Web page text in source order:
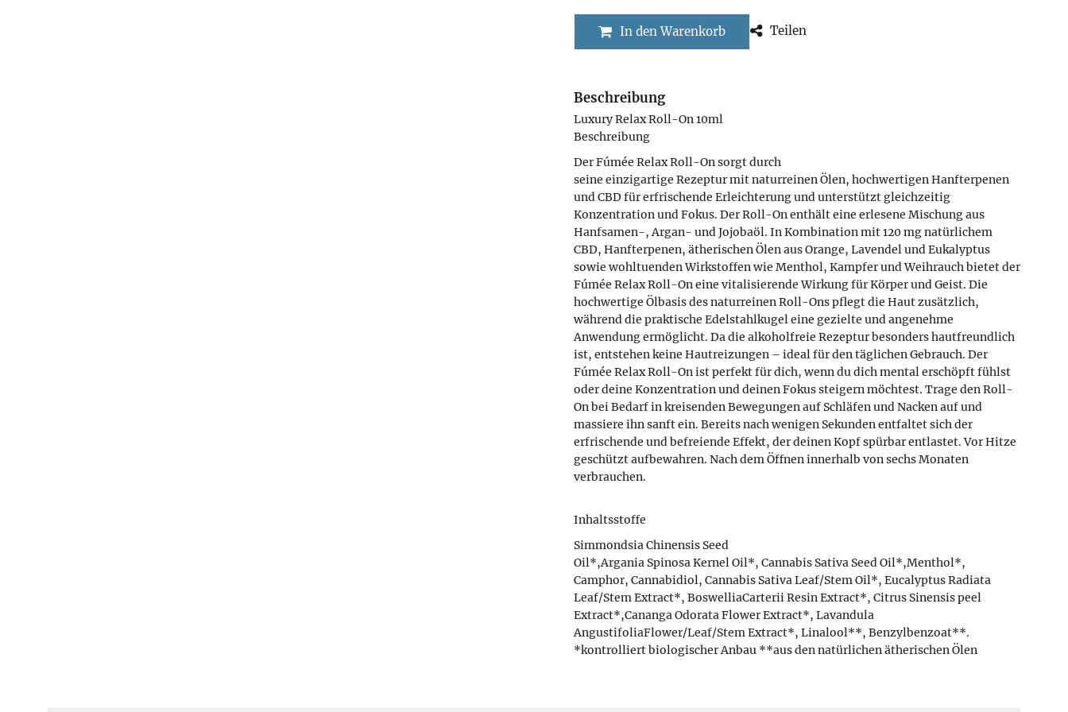
In den Warenkorb Teilen
Beschreibung
Luxury Relax Roll-On 10ml
Beschreibung
Der Fúmée Relax Roll-On sorgt durch
seine einzigartige Rezeptur mit naturreinen Ölen, hochwertigen Hanfterpenen
und CBD für erfrischende Erleichterung und unterstützt gleichzeitig
Konzentration und Fokus. Der Roll-On enthält eine erlesene Mischung aus
Hanfsamen-, Argan- und Jojobaöl. In Kombination mit 120 mg natürlichem
CBD, Hanfterpenen, ätherischen Ölen aus Orange, Lavendel und Eukalyptus
sowie wohltuenden Wirkstoffen wie Menthol, Kampfer und Weihrauch bietet der
Fúmée Relax Roll-On eine vitalisierende Wirkung für Körper und Geist. Die
hochwertige Ölbasis des naturreinen Roll-Ons pflegt die Haut zusätzlich,
während die praktische Edelstahlkugel eine gezielte und angenehme
Anwendung ermöglicht. Da die alkoholfreie Rezeptur besonders hautfreundlich
ist, entstehen keine Hautreizungen – ideal für den täglichen Gebrauch. Der
Fúmée Relax Roll-On ist perfekt für dich, wenn du dich mental erschöpft fühlst
oder deine Konzentration und deinen Fokus steigern möchtest. Trage den Roll-
On bei Bedarf in kreisenden Bewegungen auf Schläfen und Nacken auf und
massiere ihn sanft ein. Bereits nach wenigen Sekunden entfaltet sich der
erfrischende und befreiende Effekt, der deinen Kopf spürbar entlastet. Vor Hitze
geschützt aufbewahren. Nach dem Öffnen innerhalb von sechs Monaten
verbrauchen.
Inhaltsstoffe
Simmondsia Chinensis Seed
Oil*,Argania Spinosa Kernel Oil*, Cannabis Sativa Seed Oil*,Menthol*,
Camphor, Cannabidiol, Cannabis Sativa Leaf/Stem Oil*, Eucalyptus Radiata
Leaf/Stem Extract*, BoswelliaCarterii Resin Extract*, Citrus Sinensis peel
Extract*,Cananga Odorata Flower Extract*, Lavandula
AngustifoliaFlower/Leaf/Stem Extract*, Linalool**, Benzylbenzoat**.
*kontrolliert biologischer Anbau **aus den natürlichen ätherischen Ölen